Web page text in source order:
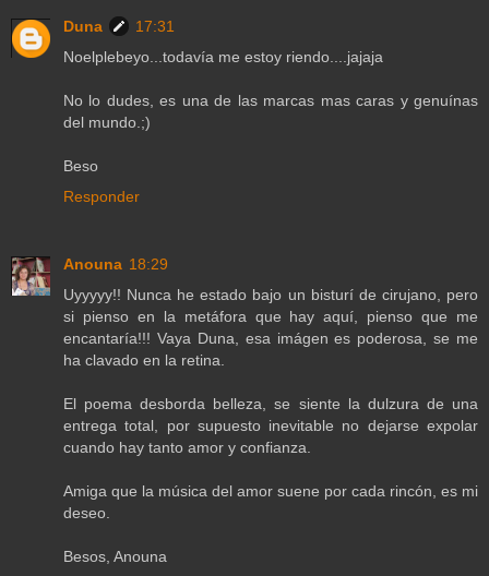
Duna
17:31
Noelplebeyo...todavía me estoy riendo....jajaja
No lo dudes, es una de las marcas mas caras y genuínas
del mundo.;)
Beso
Responder
Anouna 18:29
Uyyyyy!! Nunca he estado bajo un bisturí de cirujano, pero
si pienso en la metáfora que hay aquí, pienso que me
encantaría!!! Vaya Duna, esa imágen es poderosa, se me
ha clavado en la retina.
El poema desborda belleza, se siente la dulzura de una
entrega total, por supuesto inevitable no dejarse expolar
cuando hay tanto amor y confianza.
Amiga que la música del amor suene por cada rincón, es mi
deseo.
Besos, Anouna